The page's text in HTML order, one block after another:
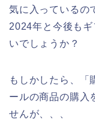
気に入っているの
2024年と今後も
いでしょうか？
もしかしたら、「
ールの商品の購入
せんが、、、